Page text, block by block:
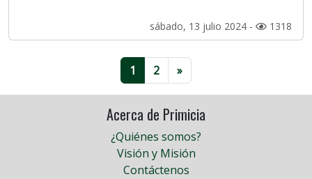
sábado, 13 julio 2024 - 1318
1 2 »
Acerca de Primicia
¿Quiénes somos?
Visión y Misión
Contáctenos